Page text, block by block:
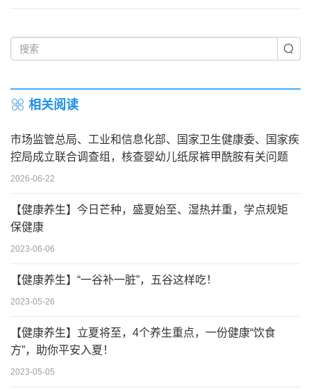
相关阅读
市场监管总局、工业和信息化部、国家卫生健康委、国家疾
控局成立联合调查组，核查婴幼儿纸尿裤甲酰胺有关问题
2026-06-22
【健康养生】今日芒种，盛夏始至、湿热并重，学点规矩
保健康
2023-06-06
【健康养生】“一谷补一脏”，五谷这样吃！
2023-05-26
【健康养生】立夏将至，4个养生重点，一份健康“饮食
方”，助你平安入夏！
2023-05-05